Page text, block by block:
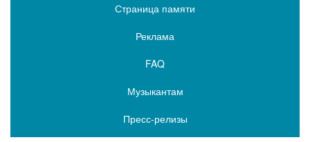
Страница памяти
Реклама
FAQ
Музыкантам
Пресс-релизы